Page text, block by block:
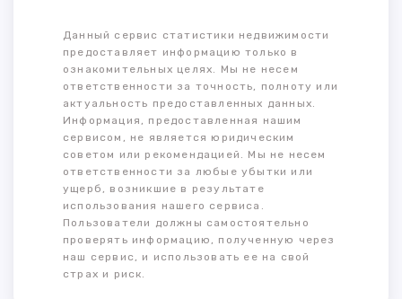
Данный сервис статистики недвижимости
предоставляет информацию только в
ознакомительных целях. Мы не несем
ответственности за точность, полноту или
актуальность предоставленных данных.
Информация, предоставленная нашим
сервисом, не является юридическим
советом или рекомендацией. Мы не несем
ответственности за любые убытки или
ущерб, возникшие в результате
использования нашего сервиса.
Пользователи должны самостоятельно
проверять информацию, полученную через
наш сервис, и использовать ее на свой
страх и риск.